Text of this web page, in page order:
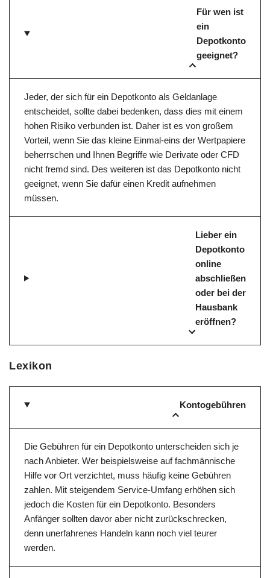
Für wen ist
ein
Depotkonto
geeignet?
Jeder, der sich für ein Depotkonto als Geldanlage
entscheidet, sollte dabei bedenken, dass dies mit einem
hohen Risiko verbunden ist. Daher ist es von großem
Vorteil, wenn Sie das kleine Einmal-eins der Wertpapiere
beherrschen und Ihnen Begriffe wie Derivate oder CFD
nicht fremd sind. Des weiteren ist das Depotkonto nicht
geeignet, wenn Sie dafür einen Kredit aufnehmen
müssen.
Lieber ein
Depotkonto
online
abschließen
oder bei der
Hausbank
eröffnen?
Lexikon
Kontogebühren
Die Gebühren für ein Depotkonto unterscheiden sich je
nach Anbieter. Wer beispielsweise auf fachmännische
Hilfe vor Ort verzichtet, muss häufig keine Gebühren
zahlen. Mit steigendem Service-Umfang erhöhen sich
jedoch die Kosten für ein Depotkonto. Besonders
Anfänger sollten davor aber nicht zurückschrecken,
denn unerfahrenes Handeln kann noch viel teurer
werden.